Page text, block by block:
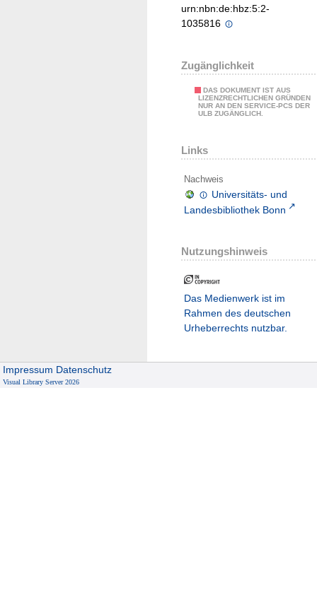
urn:nbn:de:hbz:5:2-
1035816
Zugänglichkeit
DAS DOKUMENT IST AUS
LIZENZRECHTLICHEN GRÜNDEN
NUR AN DEN SERVICE-PCS DER
ULB ZUGÄNGLICH.
Links
Nachweis
Universitäts- und
Landesbibliothek Bonn
Nutzungshinweis
Das Medienwerk ist im
Rahmen des deutschen
Urheberrechts nutzbar.
Impressum Datenschutz
Visual Library Server 2026